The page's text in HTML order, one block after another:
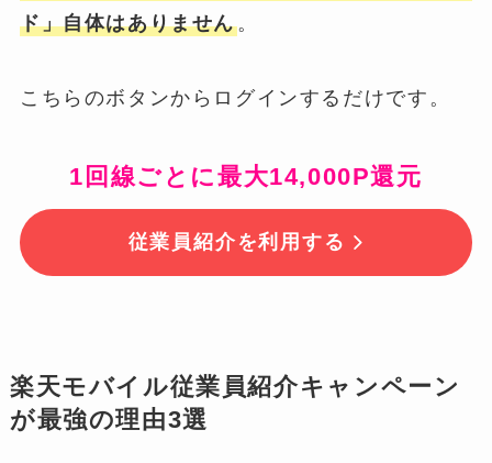
ド」自体はありません。
こちらのボタンからログインするだけです。
1回線ごとに最大14,000P還元
従業員紹介を利用する
楽天モバイル従業員紹介キャンペーン
が最強の理由3選